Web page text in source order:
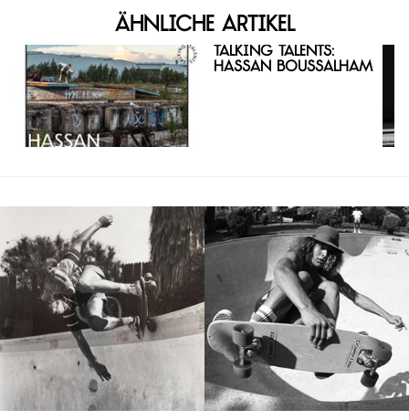
Ähnliche Artikel
Talking Talents:
Hassan Boussalham